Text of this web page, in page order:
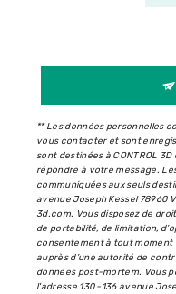
** Les données personnelles
vous contacter et sont
sont destinées à CONTROL
répondre à votre message.
communiquées aux seuls
avenue Joseph Kessel 78960
3d.com. Vous disposez de
de portabilité, de limitation,
consentement à tout moment
auprès d’une autorité de
données post-mortem. Vous
l'adresse 130 -136 avenue